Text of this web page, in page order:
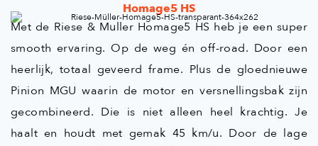
Homage5 HS
Met de Riese & Muller Homage5 HS heb je een super
smooth ervaring. Op de weg én off-road. Door een
heerlijk, totaal geveerd frame. Plus de gloednieuwe
Pinion MGU waarin de motor en versnellingsbak zijn
gecombineerd. Die is niet alleen heel krachtig. Je
haalt en houdt met gemak 45 km/u. Door de lage